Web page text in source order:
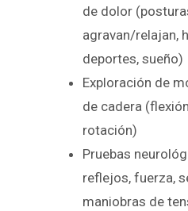
de dolor
agravan/relajan,
deportes, sueño)
Exploración de
de cadera
rotación)
Pruebas
reflejos, fuerza,
maniobras de